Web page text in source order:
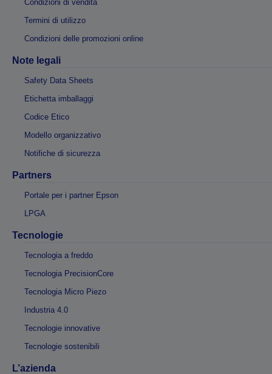
Condizioni di vendita
Termini di utilizzo
Condizioni delle promozioni online
Note legali
Safety Data Sheets
Etichetta imballaggi
Codice Etico
Modello organizzativo
Notifiche di sicurezza
Partners
Portale per i partner Epson
LPGA
Tecnologie
Tecnologia a freddo
Tecnologia PrecisionCore
Tecnologia Micro Piezo
Industria 4.0
Tecnologie innovative
Tecnologie sostenibili
L’azienda